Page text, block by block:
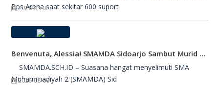
Pos Arena saat sekitar 600 suport
2026-08-08
Benvenuta, Alessia! SMAMDA Sidoarjo Sambut Murid Pertukaran Pelajar Dari Italia
SMAMDA.SCH.ID – Suasana hangat menyelimuti SMA
Muhammadiyah 2 (SMAMDA) Sid
2026-08-08